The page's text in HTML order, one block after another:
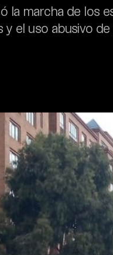
la marcha de los
y el uso abusivo